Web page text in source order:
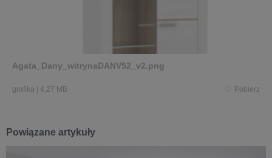
Agata_Dany_witrynaDANV52_v2.png
grafika 4,27 MB Pobierz
Powiązane artykuły